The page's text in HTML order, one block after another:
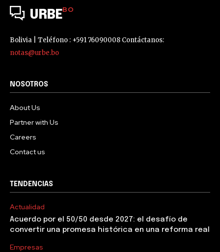
URBEBO
Bolivia | Teléfono : +591 76090008 Contáctanos:
notas@urbe.bo
NOSOTROS
About Us
Partner with Us
Careers
Contact us
TENDENCIAS
Actualidad
Acuerdo por el 50/50 desde 2027: el desafío de
convertir una promesa histórica en una reforma real
Empresas